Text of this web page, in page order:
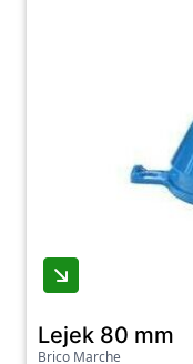
Lejek 80 mm
Brico Marche